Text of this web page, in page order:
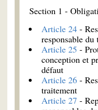
Section 1 -
Article 24 -
responsable du
Article 25 -
conception et
défaut
Article 26 -
traitement
Article 27 -